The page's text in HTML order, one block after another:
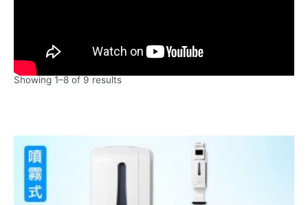
Showing 1–8 of 9 results